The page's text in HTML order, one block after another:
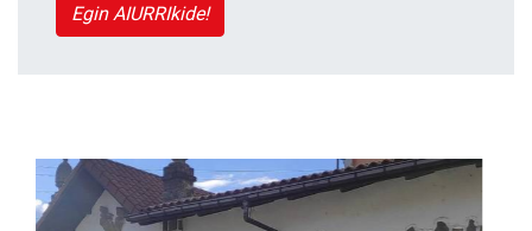
Egin AIURRIkide!